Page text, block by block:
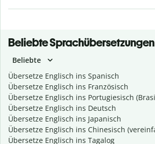
Beliebte Sprachübersetzungen
Beliebte
Übersetze Englisch ins Spanisch
Übersetze Englisch ins Französisch
Übersetze Englisch ins Portugiesisch
Übersetze Englisch ins Deutsch
Übersetze Englisch ins Japanisch
Übersetze Englisch ins Chinesisch
Übersetze Englisch ins Tagalog